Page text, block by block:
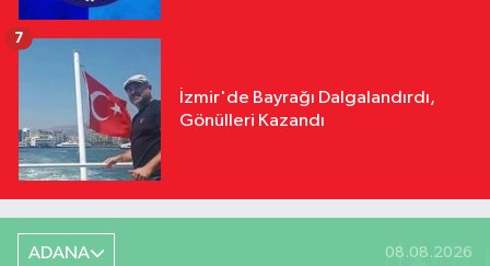
İzmir'de Bayrağı Dalgalandırdı,
Gönülleri Kazandı
7
ADANA 08.08.2026